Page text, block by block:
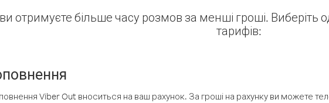
отримуєте більше часу розмов за менші гроші. Виберіть
тарифів:
Viber Out вноситься на ваш рахунок. За гроші на рахунку ви можете